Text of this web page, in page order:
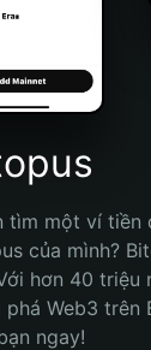
tìm một ví
của mình?
hơn 40 triệu
Web3 trên
ngay!